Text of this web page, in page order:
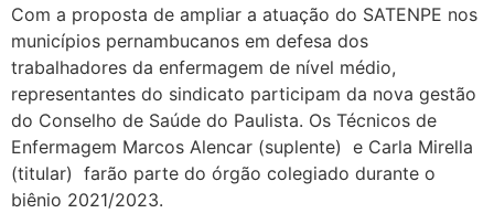
Com a proposta de ampliar a atuação do SATENPE nos
municípios pernambucanos em defesa dos
trabalhadores da enfermagem de nível médio,
representantes do sindicato participam da nova gestão
do Conselho de Saúde do Paulista. Os Técnicos de
Enfermagem Marcos Alencar (suplente) e Carla Mirella
(titular) farão parte do órgão colegiado durante o
biênio 2021/2023.